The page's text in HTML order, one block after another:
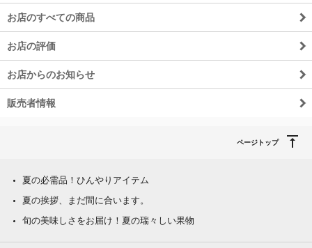
お店のすべての商品
お店の評価
お店からのお知らせ
販売者情報
ページトップ
夏の必需品！ひんやりアイテム
夏の挨拶、まだ間に合います。
旬の美味しさをお届け！夏の瑞々しい果物